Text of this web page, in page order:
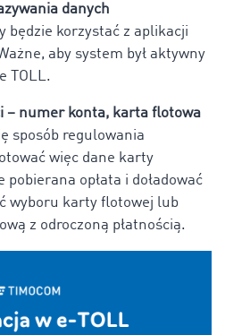
danych
będzie korzystać z aplikacji
aby system był aktywny
TOLL.
– numer konta, karta flotowa
sposób regulowania
więc dane karty
pobierana opłata i doładować
wyboru karty flotowej lub
z odroczoną płatnością.